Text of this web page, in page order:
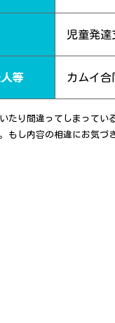
児童発
等 カムイ合
たり間違ってしまってい
もし内容の相違にお気づ